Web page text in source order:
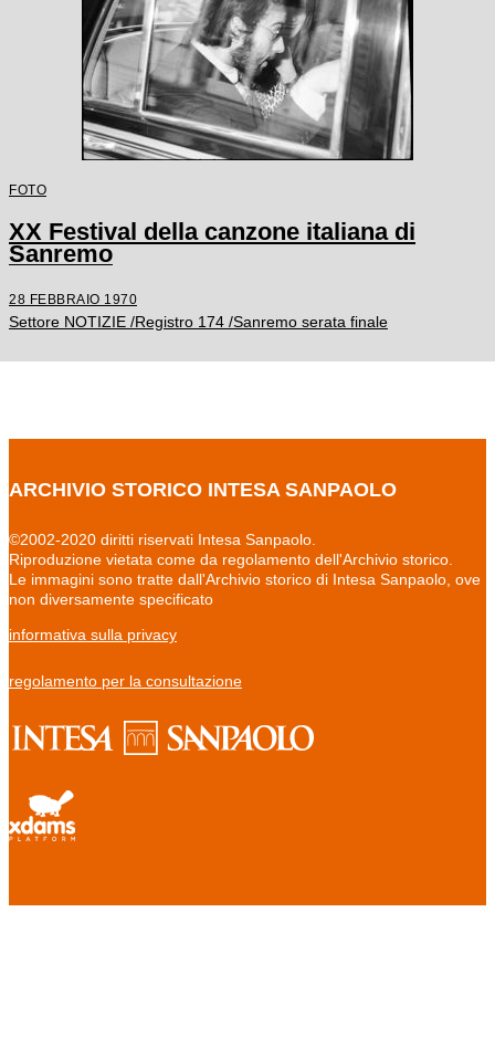
FOTO
XX Festival della canzone italiana di
Sanremo
28 FEBBRAIO 1970
Settore NOTIZIE /Registro 174 /Sanremo serata finale
ARCHIVIO STORICO INTESA SANPAOLO
©2002-2020 diritti riservati Intesa Sanpaolo.
Riproduzione vietata come da regolamento dell'Archivio storico.
Le immagini sono tratte dall'Archivio storico di Intesa Sanpaolo, ove
non diversamente specificato
informativa sulla privacy
regolamento per la consultazione